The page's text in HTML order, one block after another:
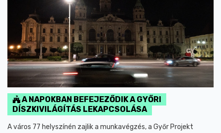
A NAPOKBAN BEFEJEZŐDIK A GYŐRI
DÍSZKIVILÁGÍTÁS LEKAPCSOLÁSA
A város 77 helyszínén zajlik a munkavégzés, a Győr Projekt